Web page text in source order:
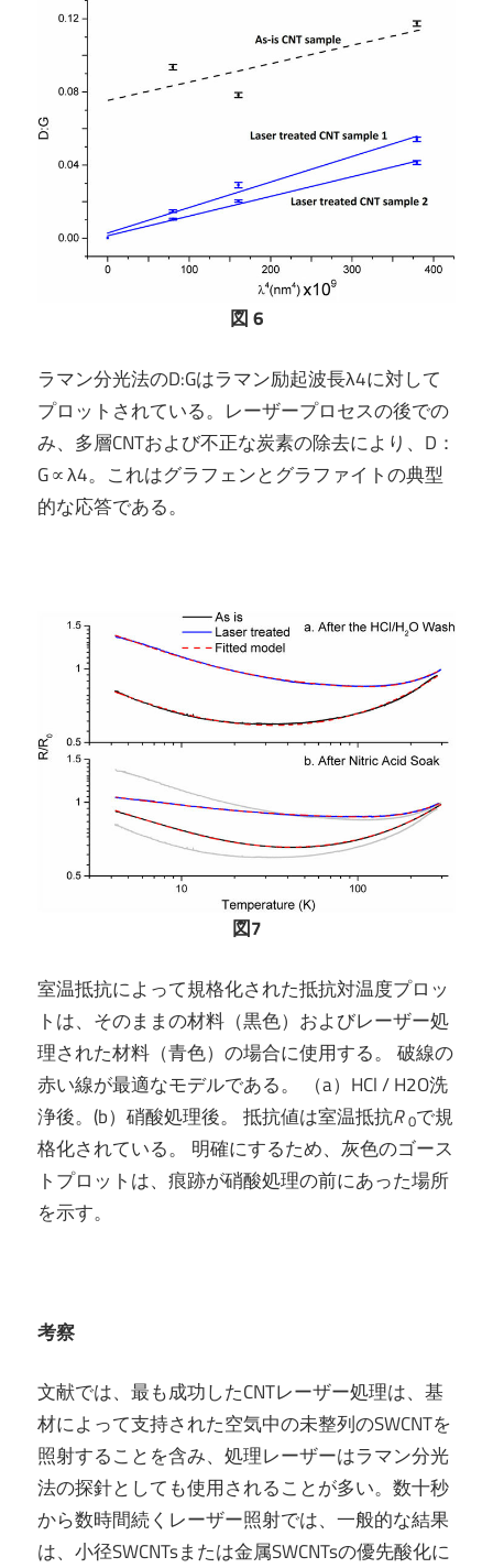
図 6
ラマン分光法のD:Gはラマン励起波長λ4に対して
プロットされている。レーザープロセスの後での
み、多層CNTおよび不正な炭素の除去により、D：
G∝λ4。これはグラフェンとグラファイトの典型
的な応答である。
図7
室温抵抗によって規格化された抵抗対温度プロッ
トは、そのままの材料（黒色）およびレーザー処
理された材料（青色）の場合に使用する。 破線の
赤い線が最適なモデルである。 （a）HCl / H2O洗
浄後。(b）硝酸処理後。 抵抗値は室温抵抗R 0で規
格化されている。 明確にするため、灰色のゴース
トプロットは、痕跡が硝酸処理の前にあった場所
を示す。
考察
文献では、最も成功したCNTレーザー処理は、基
材によって支持された空気中の未整列のSWCNTを
照射することを含み、処理レーザーはラマン分光
法の探針としても使用されることが多い。数十秒
から数時間続くレーザー照射では、一般的な結果
は、小径SWCNTsまたは金属SWCNTsの優先酸化に